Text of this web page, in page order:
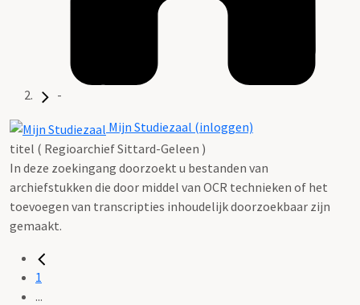
-
Mijn Studiezaal (inloggen)
titel ( Regioarchief Sittard-Geleen )
In deze zoekingang doorzoekt u bestanden van
archiefstukken die door middel van OCR technieken of het
toevoegen van transcripties inhoudelijk doorzoekbaar zijn
gemaakt.
1
...